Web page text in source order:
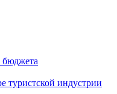
бюджета
туристской индустрии